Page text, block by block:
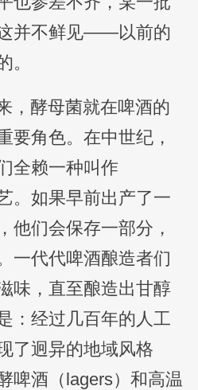
并不鲜见——以前的
。
，酵母菌就在啤酒的
要角色。在中世纪，
全赖一种叫作
。如果早前出产了一
他们会保存一部分，
一代代啤酒酿造者们
味，直至酿造出甘醇
：经过几百年的人工
了迥异的地域风格
酒（lagers）和高温